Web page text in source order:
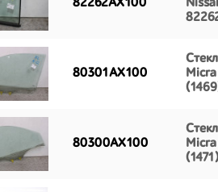
82262AX100
80301AX100
80300AX100
(1471)